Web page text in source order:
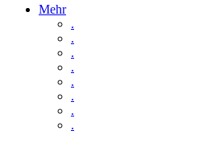
Mehr
.
.
.
.
.
.
.
.